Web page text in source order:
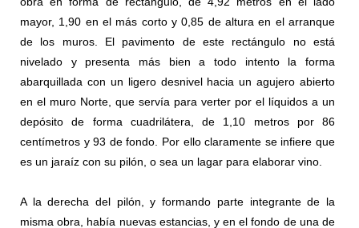
mayor, 1,90 en el más corto y 0,85 de altura en el arranque
de los muros. El pavimento de este rectángulo no está
nivelado y presenta más bien a todo intento la forma
abarquillada con un ligero desnivel hacia un agujero abierto
en el muro Norte, que servía para verter por el líquidos a un
depósito de forma cuadrilátera, de 1,10 metros por 86
centímetros y 93 de fondo. Por ello claramente se infiere que
es un jaraíz con su pilón, o sea un lagar para elaborar vino.
A la derecha del pilón, y formando parte integrante de la
misma obra, había nuevas estancias, y en el fondo de una de